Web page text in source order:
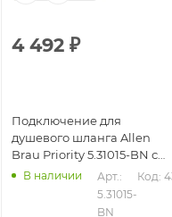
4 492 ₽
Подключение для
душевого шланга Allen
Brau Priority 5.31015-BN с
держателем, никель
В наличии
Арт.:
5.31015-
BN
Код: